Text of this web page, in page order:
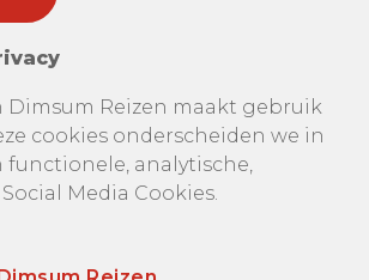
Dimsum Reizen maakt gebruik
cookies onderscheiden we in
functionele, analytische,
Media Cookies.